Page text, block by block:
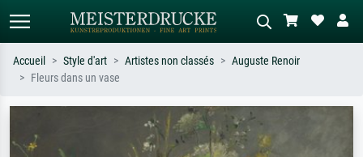
Recherchez par artiste, titre ou style –
impressionnisme, vague de Hokusai,
Décrivez la scène – ex. prairie verte,
abstrait avec beaucoup de rouge,
tableau sombre, nu debout près d'un
Accueil Style d'art Artistes non classés
Auguste Renoir
Fleurs dans un vase